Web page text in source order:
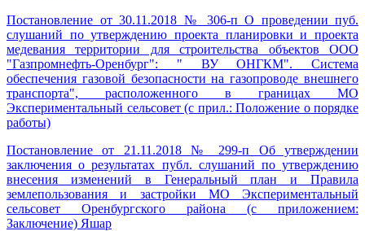
Постановление от 30.11.2018 № 306-п О проведении пуб.
слушаний по утверждению проекта планировки и проекта
медевания территории для строительства объектов ООО
"Газпромнефть-Оренбург": " ВУ ОНГКМ". Система
обеспечения газовой безопасности на газопроводе внешнего
транспорта", расположенного в границах МО
Экспериментальный сельсовет (с прил.: Положение о порядке
работы)
Постановление от 21.11.2018 № 299-п Об утверждении
заключения о результатах публ. слушаний по утверждению
внесения изменений в Генеральный план и Правила
землепользования и застройки МО Экспериментальный
сельсовет Оренбургского района (с приложением:
Заключение) Яшар